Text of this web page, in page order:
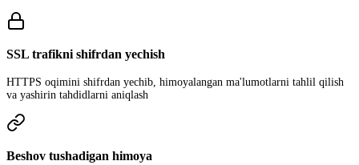
SSL trafikni shifrdan yechish
HTTPS oqimini shifrdan yechib, himoyalangan ma'lumotlarni tahlil qilish
va yashirin tahdidlarni aniqlash
Beshov tushadigan himoya